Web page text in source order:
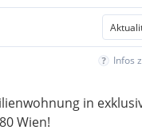
Infos
in
Wien!